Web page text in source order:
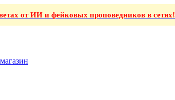
от ИИ и фейковых проповедников в сетях!